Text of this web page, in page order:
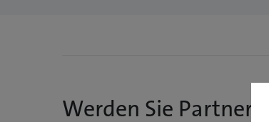
Werden Sie Partner!